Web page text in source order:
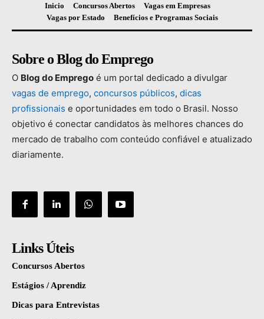
Inicio Concursos Abertos
Vagas em Empresas
Vagas por Estado
Benefícios e Programas Sociais
Sobre o Blog do Emprego
O Blog do Emprego é um portal dedicado a divulgar
vagas de emprego, concursos públicos, dicas
profissionais e oportunidades em todo o Brasil. Nosso
objetivo é conectar candidatos às melhores chances do
mercado de trabalho com conteúdo confiável e atualizado
diariamente.
Links Úteis
Concursos Abertos
Estágios / Aprendiz
Dicas para Entrevistas